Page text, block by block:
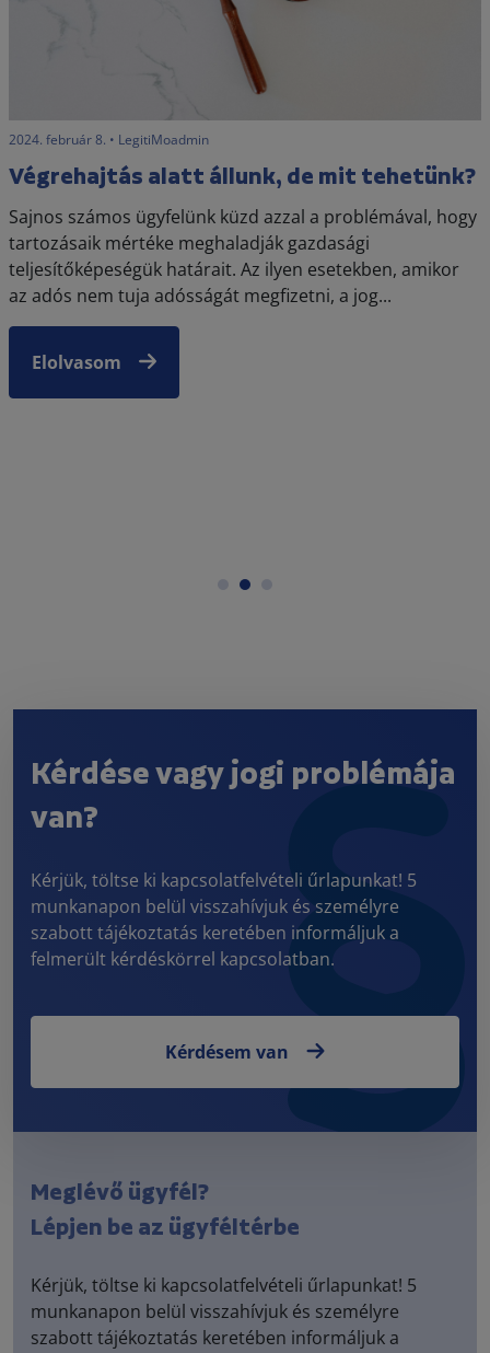
2024. február 8. • LegitiMoadmin
Végrehajtás alatt állunk, de mit tehetünk?
Sajnos számos ügyfelünk küzd azzal a problémával, hogy
tartozásaik mértéke meghaladják gazdasági
teljesítőképeségük határait. Az ilyen esetekben, amikor
az adós nem tuja adósságát megfizetni, a jog...
Elolvasom
Kérdése vagy jogi problémája
van?
Kérjük, töltse ki kapcsolatfelvételi űrlapunkat! 5
munkanapon belül visszahívjuk és személyre
szabott tájékoztatás keretében informáljuk a
felmerült kérdéskörrel kapcsolatban.
Kérdésem van
Meglévő ügyfél?
Lépjen be az ügyféltérbe
Kérjük, töltse ki kapcsolatfelvételi űrlapunkat! 5
munkanapon belül visszahívjuk és személyre
szabott tájékoztatás keretében informáljuk a